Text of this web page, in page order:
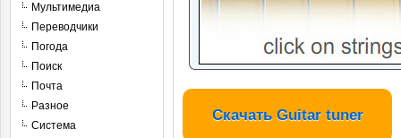
Скачать Guitar tuner
Мультимедиа
Переводчики
Погода
Поиск
Почта
Разное
Система